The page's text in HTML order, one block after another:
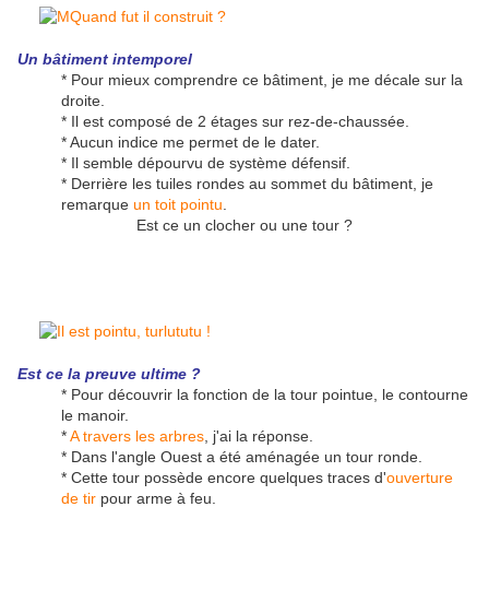
Un bâtiment intemporel
* Pour mieux comprendre ce bâtiment, je me décale sur la
droite.
* Il est composé de 2 étages sur rez-de-chaussée.
* Aucun indice me permet de le dater.
* Il semble dépourvu de système défensif.
* Derrière les tuiles rondes au sommet du bâtiment, je
remarque un toit pointu
Est ce un clocher ou une tour ?
Est ce la preuve ultime ?
* Pour découvrir la fonction de la tour pointue, le contourne
le manoir.
*A travers les arbres , j'ai la réponse.
* Dans l'angle Ouest a été aménagée un tour ronde.
* Cette tour possède encore quelques traces d'ouverture
de tir pour arme à feu.